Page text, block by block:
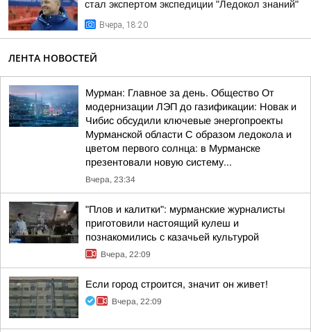
стал экспертом экспедиции "Ледокол знаний"
Вчера, 18:20
ЛЕНТА НОВОСТЕЙ
Мурман: Главное за день. Общество От
модернизации ЛЭП до газификации: Новак и
Чибис обсудили ключевые энергопроекты
Мурманской области С образом ледокола и
цветом первого солнца: в Мурманске
презентовали новую систему...
Вчера, 23:34
"Плов и калитки": мурманские журналисты
приготовили настоящий кулеш и
познакомились с казачьей культурой
Вчера, 22:09
Если город строится, значит он живет!
Вчера, 22:09